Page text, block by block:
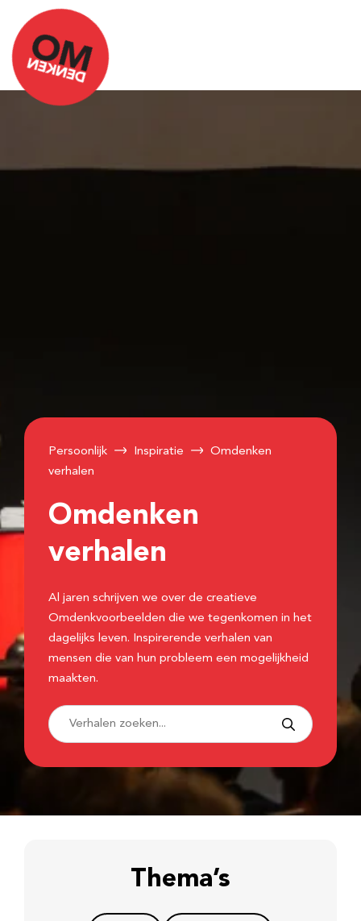
Persoonlijk Inspiratie
Omdenken
verhalen
Omdenken
verhalen
Al jaren schrijven we over de creatieve
Omdenkvoorbeelden die we tegenkomen in het
dagelijks leven. Inspirerende verhalen van
mensen die van hun probleem een mogelijkheid
maakten.
Thema’s